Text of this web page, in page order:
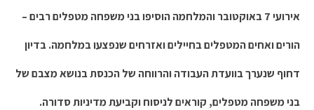
אירועי 7 באוקטובר והמלחמה הוסיפו בני משפחה מטפלים רבים –
הורים ואחים המטפלים בחיילים ואזרחים שנפצעו במלחמה. בדיון
דחוף שנערך בוועדת העבודה והרווחה של הכנסת בנושא מצבם של
בני משפחה מטפלים, קוראים לניסוח וקביעת מדיניות סדורה.